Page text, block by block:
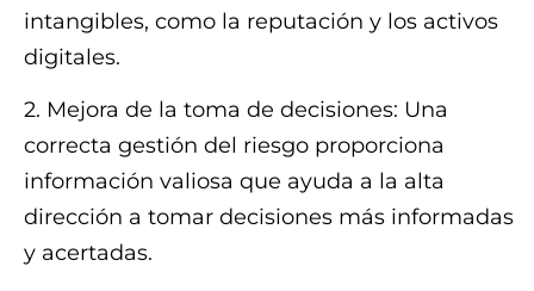
intangibles, como la reputación y los activos
digitales.
2. Mejora de la toma de decisiones: Una
correcta gestión del riesgo proporciona
información valiosa que ayuda a la alta
dirección a tomar decisiones más informadas
y acertadas.